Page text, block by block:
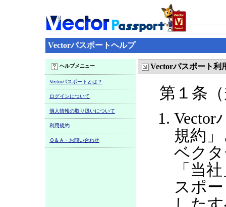
Vectorパスポートヘルプ
ヘルプメニュー
Vectorパスポートとは？
ログインについて
個人情報の取り扱いについて
利用規約
Ｑ＆Ａ・お問い合わせ
Vectorパスポート利
第１条
Vector
規約
ベク
「当
スポ